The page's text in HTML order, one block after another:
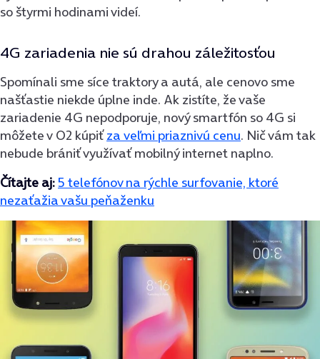
so štyrmi hodinami videí.
4G zariadenia nie sú drahou záležitosťou
Spomínali sme síce traktory a autá, ale cenovo sme
našťastie niekde úplne inde. Ak zistíte, že vaše
zariadenie 4G nepodporuje, nový smartfón so 4G si
môžete v O2 kúpiťza veľmi priaznivú cenu. Nič vám tak
nebude brániť využívať mobilný internet naplno.
Čítajte aj: 5 telefónov na rýchle surfovanie, ktoré
nezaťažia vašu peňaženku